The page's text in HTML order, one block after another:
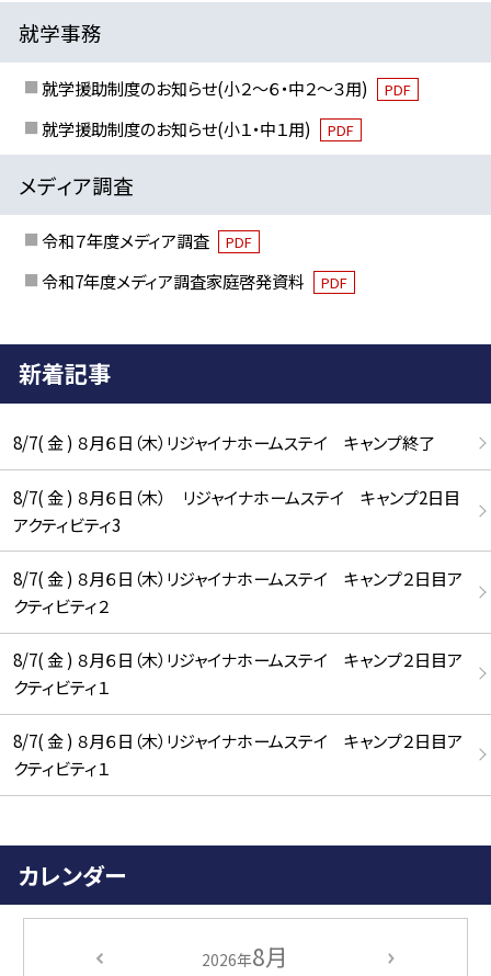
就学事務
就学援助制度のお知らせ(小２～６・中２～３用) PDF
就学援助制度のお知らせ(小１・中１用) PDF
メディア調査
令和７年度メディア調査 PDF
令和7年度メディア調査家庭啓発資料 PDF
新着記事
8/7( 金 ) ８月６日（木）リジャイナホームステイ キャンプ終了
8/7( 金 ) ８月６日（木） リジャイナホームステイ キャンプ2日目
アクティビティ3
8/7( 金 ) ８月６日（木）リジャイナホームステイ キャンプ２日目ア
クティビティ２
8/7( 金 ) ８月６日（木）リジャイナホームステイ キャンプ２日目ア
クティビティ１
8/7( 金 ) ８月６日（木）リジャイナホームステイ キャンプ２日目ア
クティビティ１
カレンダー
2026年8月